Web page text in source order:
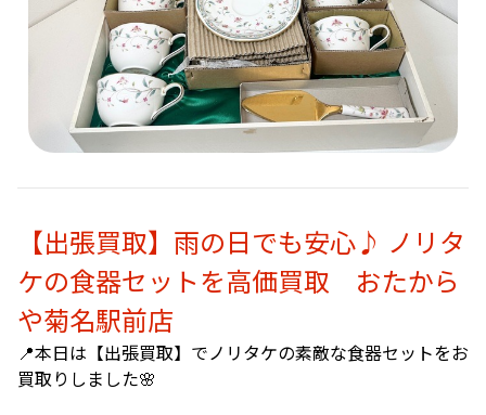
【出張買取】雨の日でも安心♪ ノリタ
ケの食器セットを高価買取 おたから
や菊名駅前店
📍本日は【出張買取】でノリタケの素敵な食器セットをお
買取りしました🌸